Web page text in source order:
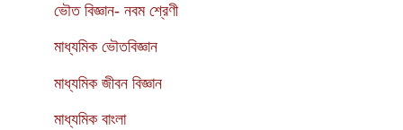
ভৌত বিজ্ঞান- নবম শ্রেণী
মাধ্যমিক ভৌতবিজ্ঞান
মাধ্যমিক জীবন বিজ্ঞান
মাধ্যমিক বাংলা